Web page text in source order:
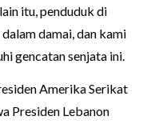
itu, penduduk di
damai, dan kami
gencatan senjata ini.
Amerika Serikat
Presiden Lebanon